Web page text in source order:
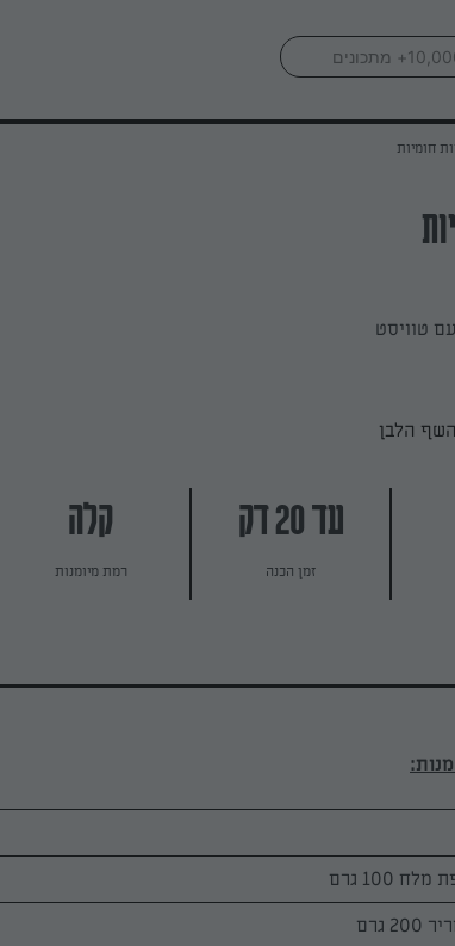
חומיות
טוויסט
הלבן
עד 20 דק
זמן הכנה
קלה
רמת מיומנות
100 גרם
גרם